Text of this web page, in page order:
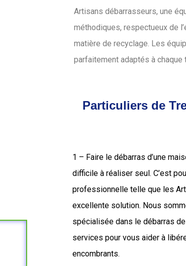
Artisans débarrasseurs, une
méthodiques, respectueux de
matière de recyclage. Les
parfaitement adaptés à chaque
Particuliers de
1 – Faire le débarras d’une
difficile à réaliser seul. C’est
professionnelle telle que les
excellente solution. Nous
spécialisée dans le débarras
services pour vous aider à
encombrants.